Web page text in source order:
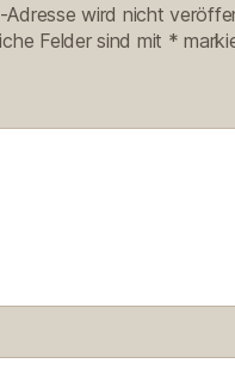
Adresse wird nicht
Felder sind mit *